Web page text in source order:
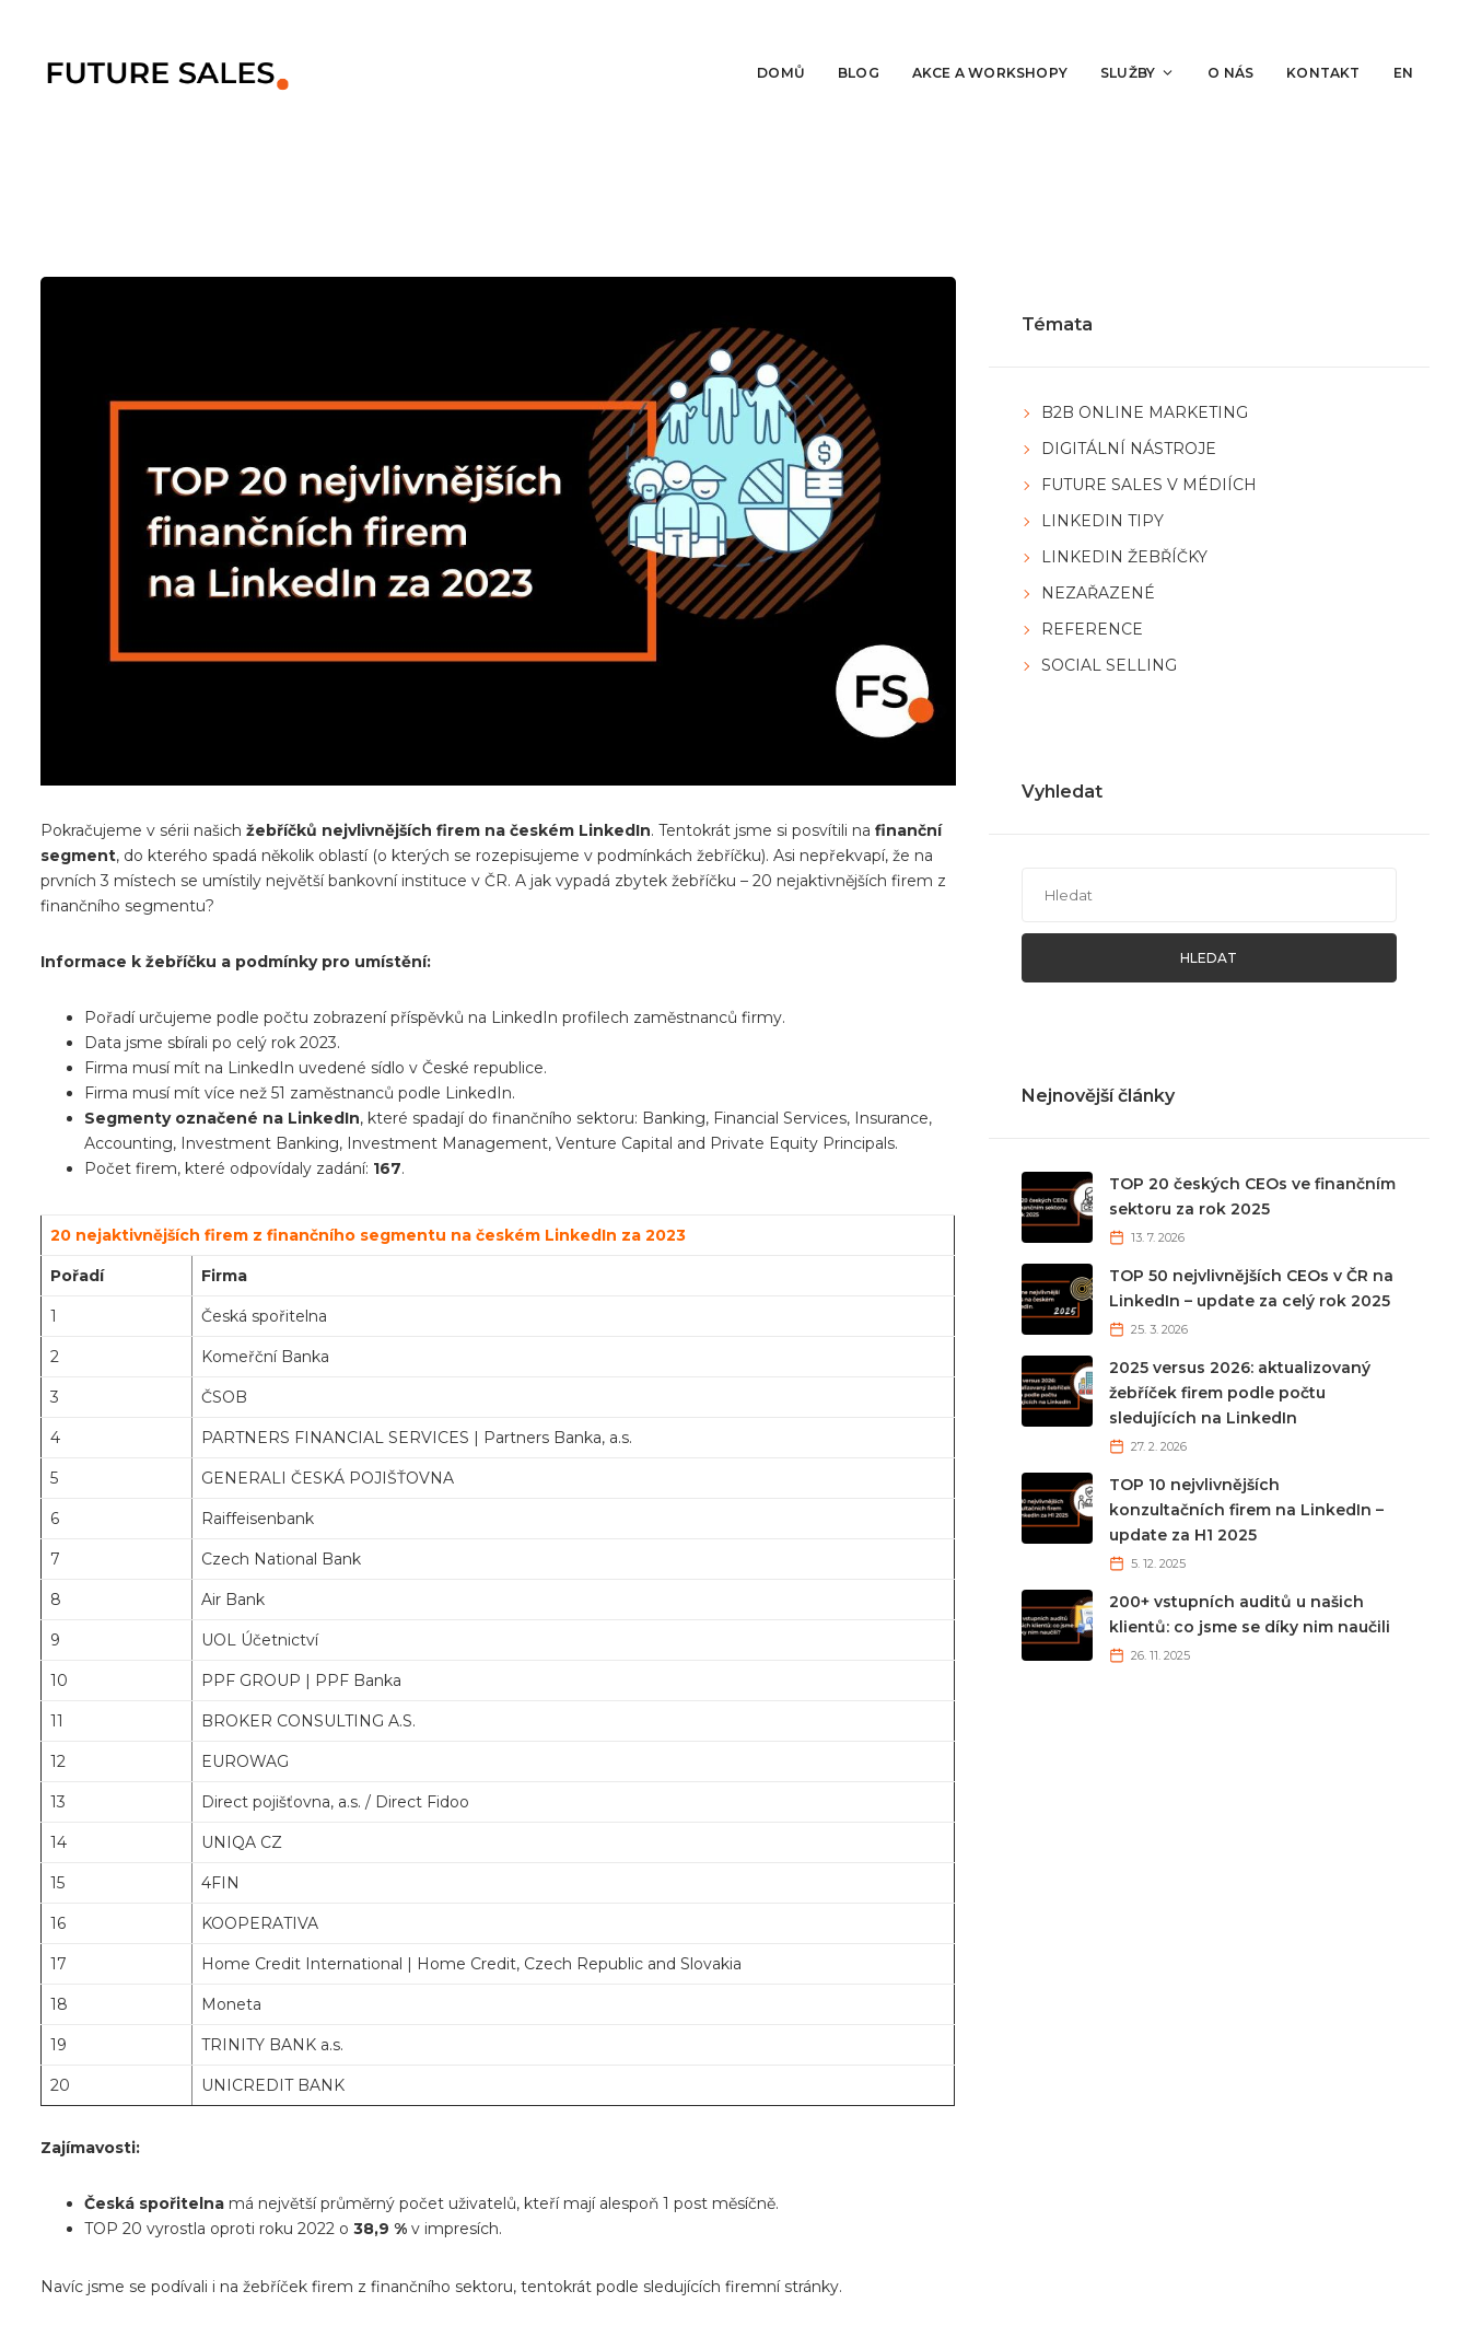
DOMŮ BLOG AKCE A WORKSHOPY SLUŽBY O NÁS KONTAKT EN
Pokračujeme v sérii našich žebříčků nejvlivnějších firem na českém LinkedIn. Tentokrát jsme si posvítili na finanční
segment, do kterého spadá několik oblastí (o kterých se rozepisujeme v podmínkách žebříčku). Asi nepřekvapí, že na
prvních 3 místech se umístily největší bankovní instituce v ČR. A jak vypadá zbytek žebříčku – 20 nejaktivnějších firem z
finančního segmentu?
Informace k žebříčku a podmínky pro umístění:
Pořadí určujeme podle počtu zobrazení příspěvků na LinkedIn profilech zaměstnanců firmy.
Data jsme sbírali po celý rok 2023.
Firma musí mít na LinkedIn uvedené sídlo v České republice.
Firma musí mít více než 51 zaměstnanců podle LinkedIn.
Segmenty označené na LinkedIn, které spadají do finančního sektoru: Banking, Financial Services, Insurance,
Accounting, Investment Banking, Investment Management, Venture Capital and Private Equity Principals.
Počet firem, které odpovídaly zadání: 167.
20 nejaktivnějších firem z finančního segmentu na českém LinkedIn za 2023
Pořadí Firma
1 Česká spořitelna
2 Komeřční Banka
3 ČSOB
4 PARTNERS FINANCIAL SERVICES | Partners Banka, a.s.
5 GENERALI ČESKÁ POJIŠŤOVNA
6 Raiffeisenbank
7 Czech National Bank
8 Air Bank
9 UOL Účetnictví
10 PPF GROUP | PPF Banka
11 BROKER CONSULTING A.S.
12 EUROWAG
13 Direct pojišťovna, a.s. / Direct Fidoo
14 UNIQA CZ
15 4FIN
16 KOOPERATIVA
17 Home Credit International | Home Credit, Czech Republic and Slovakia
18 Moneta
19 TRINITY BANK a.s.
20 UNICREDIT BANK
Zajímavosti:
Česká spořitelna má největší průměrný počet uživatelů, kteří mají alespoň 1 post měsíčně.
TOP 20 vyrostla oproti roku 2022 o 38,9 % v impresích.
Navíc jsme se podívali i na žebříček firem z finančního sektoru, tentokrát podle sledujících firemní stránky.
Témata
B2B ONLINE MARKETING
DIGITÁLNÍ NÁSTROJE
FUTURE SALES V MÉDIÍCH
LINKEDIN TIPY
LINKEDIN ŽEBŘÍČKY
NEZAŘAZENÉ
REFERENCE
SOCIAL SELLING
Vyhledat
HLEDAT
Nejnovější články
TOP 20 českých CEOs ve finančním
sektoru za rok 2025
13. 7. 2026
TOP 50 nejvlivnějších CEOs v ČR na
LinkedIn – update za celý rok 2025
25. 3. 2026
2025 versus 2026: aktualizovaný
žebříček firem podle počtu
sledujících na LinkedIn
27. 2. 2026
TOP 10 nejvlivnějších
konzultačních firem na LinkedIn –
update za H1 2025
5. 12. 2025
200+ vstupních auditů u našich
klientů: co jsme se díky nim naučili
26. 11. 2025